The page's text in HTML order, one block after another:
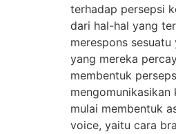
terhadap persepsi
dari hal-hal yang
merespons
yang mereka
membentuk
mulai membentuk
voice, yaitu cara